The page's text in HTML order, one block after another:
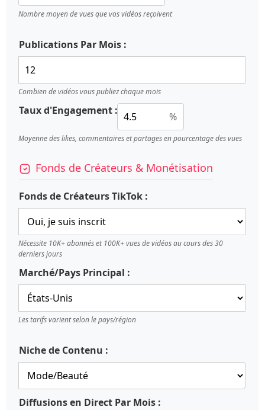
Nombre moyen de vues que vos vidéos reçoivent
Publications Par Mois :
Combien de vidéos vous publiez chaque mois
Taux d'Engagement : %
Moyenne des likes, commentaires et partages en pourcentage des vues
Fonds de Créateurs & Monétisation
Fonds de Créateurs TikTok :
Nécessite 10K+ abonnés et 100K+ vues de vidéos au cours des 30
derniers jours
Marché/Pays Principal :
Les tarifs varient selon le pays/région
Niche de Contenu :
Diffusions en Direct Par Mois :